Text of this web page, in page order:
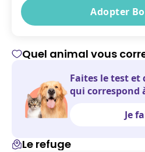
Adopter
Quel animal vous
Faites le test et
qui correspond
Je
Le refuge